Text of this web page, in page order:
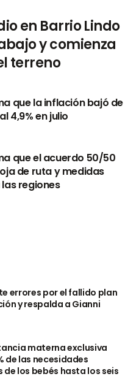
en Barrio Lindo
y comienza
terreno
que la inflación bajó de
4,9% en julio
que el acuerdo 50/50
de ruta y medidas
regiones
errores por el fallido plan
y respalda a Gianni
materna exclusiva
de las necesidades
los bebés hasta los seis